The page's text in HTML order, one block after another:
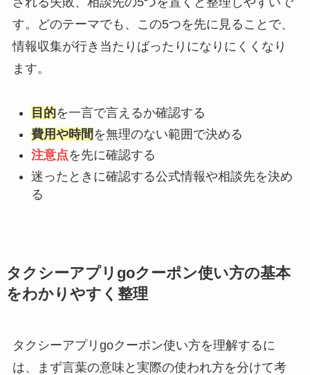
す。どのテーマでも、この5つを先に見ることで、
情報収集が行き当たりばったりになりにくくなり
ます。
目的を一言で言えるか確認する
費用や時間 を無理のない範囲で決める
注意点を先に確認する
迷ったときに確認する公式情報や相談先を決め
る
タクシーアプリgoクーポン使い方の基本
をわかりやすく整理
タクシーアプリgoクーポン使い方を理解するに
は、まず言葉の意味と実際の使われ方を分けて考